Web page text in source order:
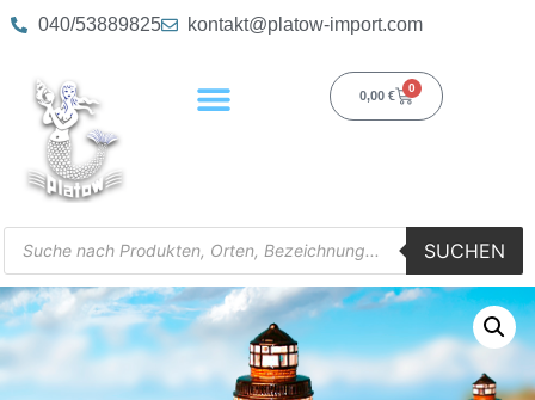
040/53889825 kontakt@platow-import.com
0,00 €
0
SUCHEN